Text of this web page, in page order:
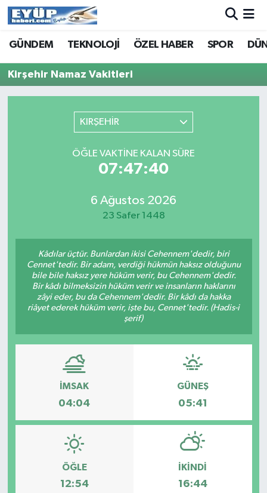
GÜNDEM TEKNOLOJİ ÖZEL HABER SPOR
Kirşehir Namaz Vakitleri
KIRŞEHİR
ÖĞLE VAKTINE KALAN SÜRE
07:47:40
6 Ağustos 2026
23 Safer 1448
Kâdılar üçtür. Bunlardan ikisi Cehennem'dedir, biri
Cennet'tedir. Bir adam, verdiği hükmün haksız olduğunu
bile bile haksız yere hüküm verir, bu Cehennem'dedir.
Bir kâdı bilmeksizin hüküm verir ve insanların haklarını
zâyi eder, bu da Cehennem'dedir. Bir kâdı da hakka
riâyet ederek hüküm verir, işte bu, Cennet'tedir. (Hadis-i
şerif)
İMSAK
04:04
GÜNEŞ
05:41
ÖĞLE
12:54
İKINDI
16:44